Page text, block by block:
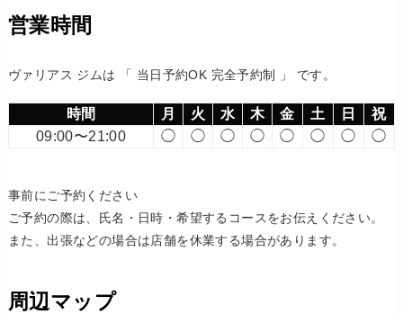
営業時間
ヴァリアス ジムは 「 当日予約OK 完全予約制 」 です。
時間 月 火 水 木 金 土 日
祝
09:00〜21:00
◯ ◯ ◯ ◯ ◯ ◯ ◯ ◯
事前にご予約ください
ご予約の際は、氏名・日時・希望するコースをお伝えください。
また、出張などの場合は店舗を休業する場合があります。
周辺マップ